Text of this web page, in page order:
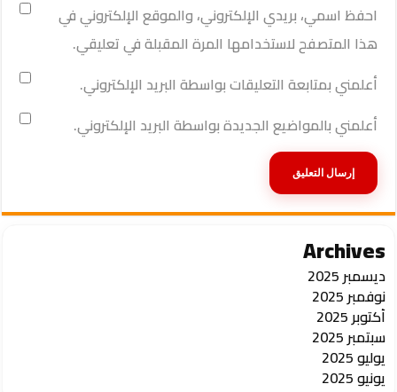
احفظ اسمي، بريدي الإلكتروني، والموقع الإلكتروني في
هذا المتصفح لاستخدامها المرة المقبلة في تعليقي.
أعلمني بمتابعة التعليقات بواسطة البريد الإلكتروني.
أعلمني بالمواضيع الجديدة بواسطة البريد الإلكتروني.
Archives
ديسمبر 2025
نوفمبر 2025
أكتوبر 2025
سبتمبر 2025
يوليو 2025
يونيو 2025